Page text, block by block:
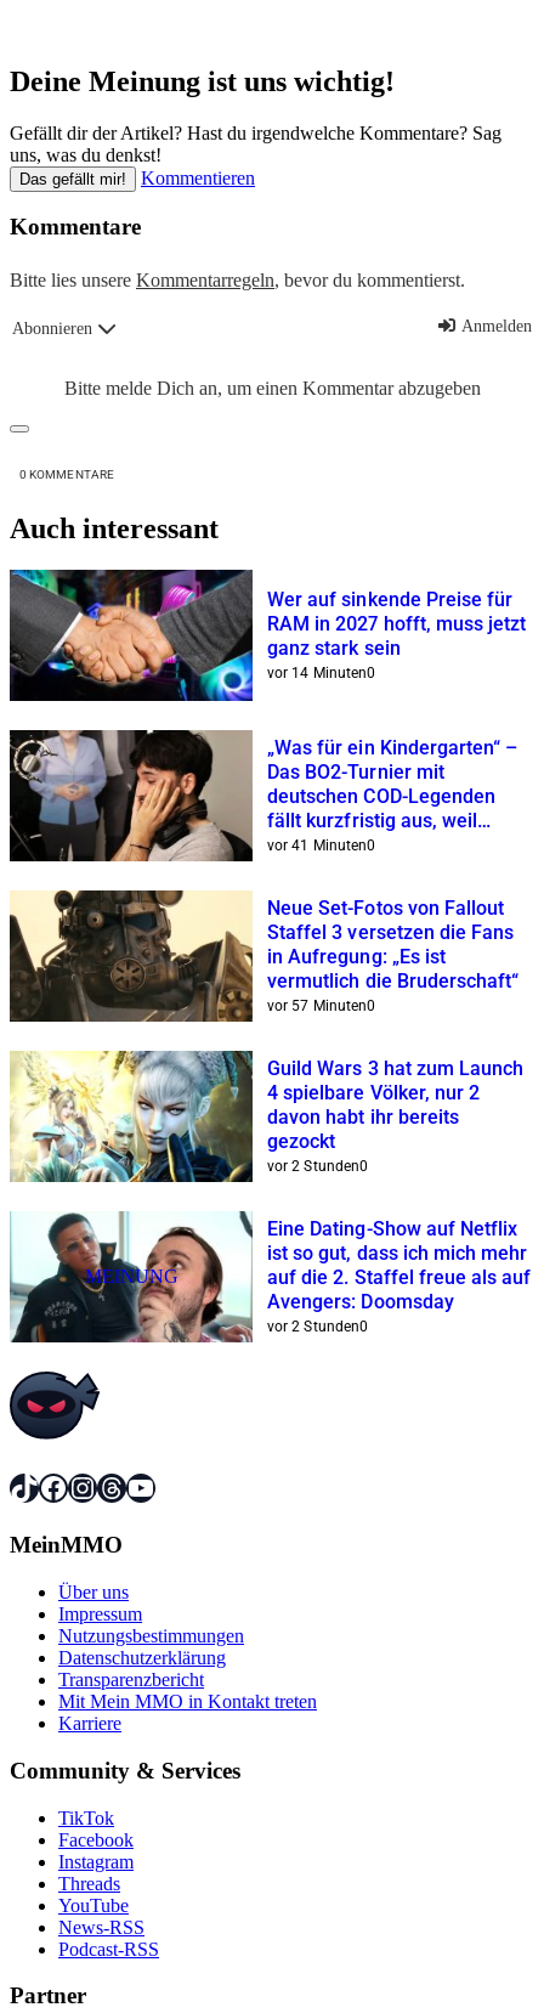
Deine Meinung ist uns wichtig!
Gefällt dir der Artikel? Hast du irgendwelche Kommentare? Sag
uns, was du denkst!
Das gefällt mir! Kommentieren
Kommentare
Bitte lies unsere Kommentarregeln, bevor du kommentierst.
Abonnieren Anmelden
Bitte melde Dich an, um einen Kommentar abzugeben
0 KOMMENTARE
Auch interessant
Wer auf sinkende Preise für
RAM in 2027 hofft, muss jetzt
ganz stark sein
vor 14 Minuten0
„Was für ein Kindergarten“ –
Das BO2-Turnier mit
deutschen COD-Legenden
fällt kurzfristig aus, weil
Twitch-Streamer sich nicht
vor 41 Minuten0
Neue Set-Fotos von Fallout
Staffel 3 versetzen die Fans
in Aufregung: „Es ist
vermutlich die Bruderschaft“
vor 57 Minuten0
Guild Wars 3 hat zum Launch
4 spielbare Völker, nur 2
davon habt ihr bereits
gezockt
vor 2 Stunden0
MEINUNG
Eine Dating-Show auf Netflix
ist so gut, dass ich mich mehr
auf die 2. Staffel freue als auf
Avengers: Doomsday
vor 2 Stunden0
TikTok
Facebook
Instagram
Threads
YouTube
MeinMMO
Über uns
Impressum
Nutzungsbestimmungen
Datenschutzerklärung
Transparenzbericht
Mit Mein MMO in Kontakt treten
Karriere
Community & Services
TikTok
Facebook
Instagram
Threads
YouTube
News-RSS
Podcast-RSS
Partner